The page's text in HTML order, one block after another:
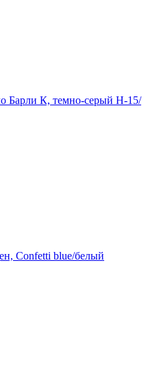
Барли К, темно-серый H-15/
Confetti blue/белый